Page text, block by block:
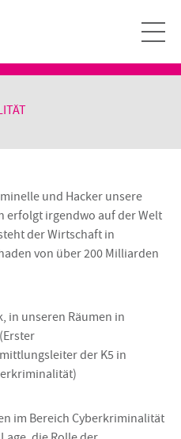
und Hacker unsere
erfolgt irgendwo auf der Welt
der Wirtschaft in
von über 200 Milliarden
in unseren Räumen in
der K5 in
im Bereich Cyberkriminalität